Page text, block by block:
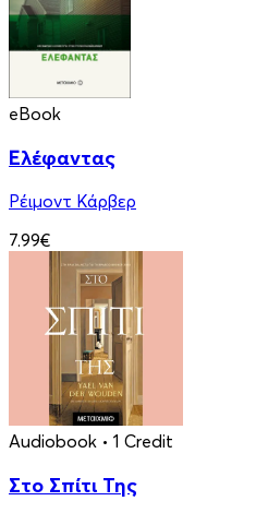
eBook
Ελέφαντας
Ρέιμοντ Κάρβερ
7.99€
Audiobook • 1 Credit
Στο Σπίτι Της